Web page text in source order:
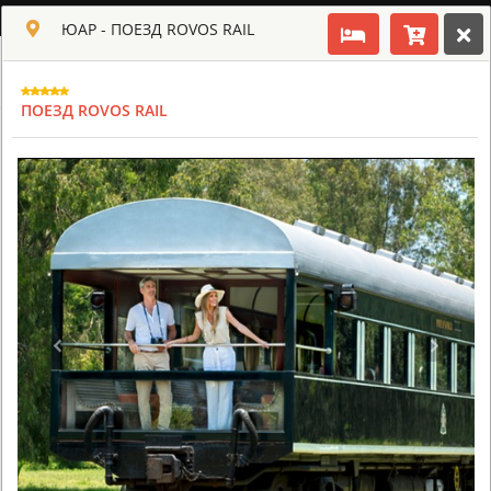
РУССКИЙ
ЮАР
AHA LESEDI AFRICAN LODGE & CULTURAL VILLAGE
ЮАР - ПОЕЗД ROVOS RAIL
ПОЕЗД ROVOS RAIL